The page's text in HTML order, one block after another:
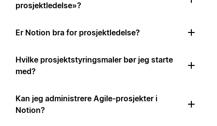
prosjektledelse»?
Er Notion bra for prosjektledelse?
Hvilke prosjektstyringsmaler bør jeg starte
med?
Kan jeg administrere Agile-prosjekter i
Notion?